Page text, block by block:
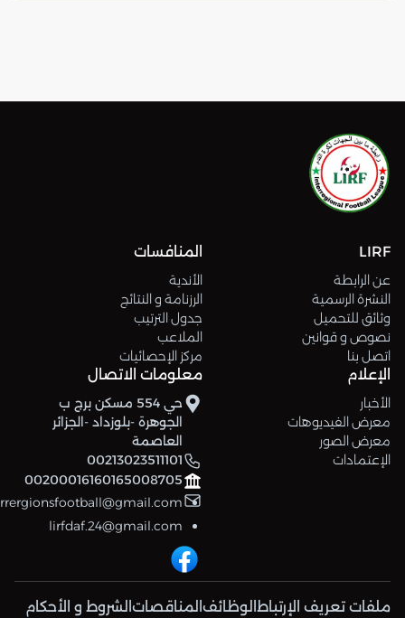
LIRF
عن الرابطة
النشرة الرسمية
وثائق للتحميل
نصوص و قوانين
اتصل بنا
المنافسات
الأندية
الرزنامة و النتائج
جدول الترتيب
الملاعب
مركز الإحصائيات
الإعلام
الأخبار
معرض الفيديوهات
معرض الصور
الإعتمادات
معلومات الاتصال
حي 554 مسكن برج ب
الجوهرة -بلوزداد -الجزائر
العاصمة
00213023511101
00200016160165008705
lirfdaf.24@gmail.com
ملفات تعريف الإرتباط الوظائف المناقصات الشروط و الأحكام